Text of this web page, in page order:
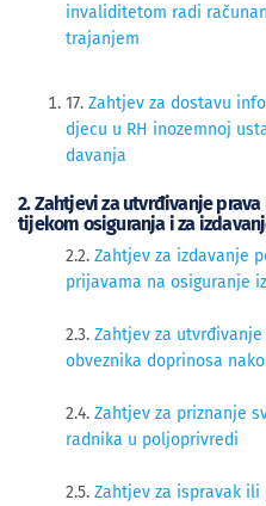
invaliditetom radi
trajanjem
17. Zahtjev za dostavu
djecu u RH inozemnoj
davanja
2. Zahtjevi za utvrđivanje
tijekom osiguranja i za
2​​.2. Zahtjev za izdavanje
prijavama na osiguranje
2.3. Zahtjev za
obveznika doprinosa
2.4. Zahtjev za priznanje
radnika u poljoprivredi
2.5. Zahtjev za ispravak